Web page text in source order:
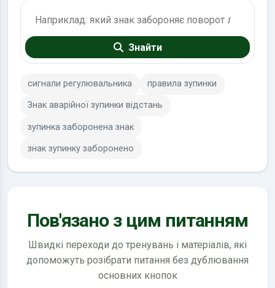
Знайти
сигнали регулювальника правила зупинки
Знак аварійної зупинки відстань
зупинка заборонена знак
знак зупинку заборонено
Пов'язано з цим питанням
Швидкі переходи до тренувань і матеріалів, які
допоможуть розібрати питання без дублювання
основних кнопок